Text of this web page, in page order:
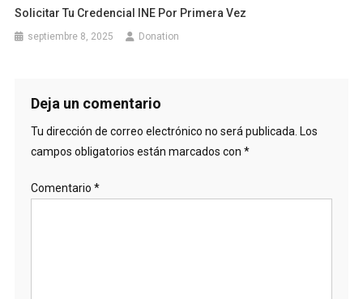
Solicitar Tu Credencial INE Por Primera Vez
septiembre 8, 2025 Donation
Deja un comentario
Tu dirección de correo electrónico no será publicada. Los
campos obligatorios están marcados con *
Comentario *